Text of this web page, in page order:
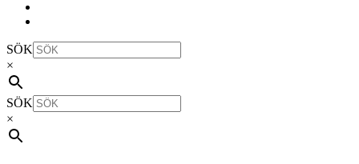
SÖK
×
SÖK
×